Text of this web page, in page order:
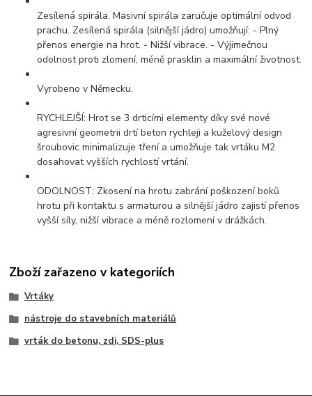
Zesílená spirála. Masivní spirála zaručuje optimální odvod
prachu. Zesílená spirála (silnější jádro) umožňují: - Plný
přenos energie na hrot. - Nižší vibrace. - Výjimečnou
odolnost proti zlomení, méně prasklin a maximální životnost.
Vyrobeno v Německu.
RYCHLEJŠÍ: Hrot se 3 drticími elementy díky své nové
agresivní geometrii drtí beton rychleji a kuželový design
šroubovic minimalizuje tření a umožňuje tak vrtáku M2
dosahovat vyšších rychlostí vrtání.
ODOLNOST: Zkosení na hrotu zabrání poškození boků
hrotu při kontaktu s armaturou a silnější jádro zajistí přenos
vyšší síly, nižší vibrace a méně rozlomení v drážkách.
Zboží zařazeno v kategoriích
Vrtáky
nástroje do stavebních materiálů
vrták do betonu, zdi, SDS-plus